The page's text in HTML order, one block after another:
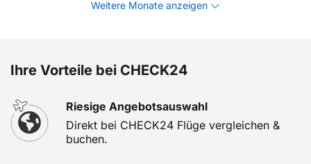
Weitere Monate anzeigen
Ihre Vorteile bei CHECK24
Riesige Angebotsauswahl
Direkt bei CHECK24 Flüge vergleichen &
buchen.